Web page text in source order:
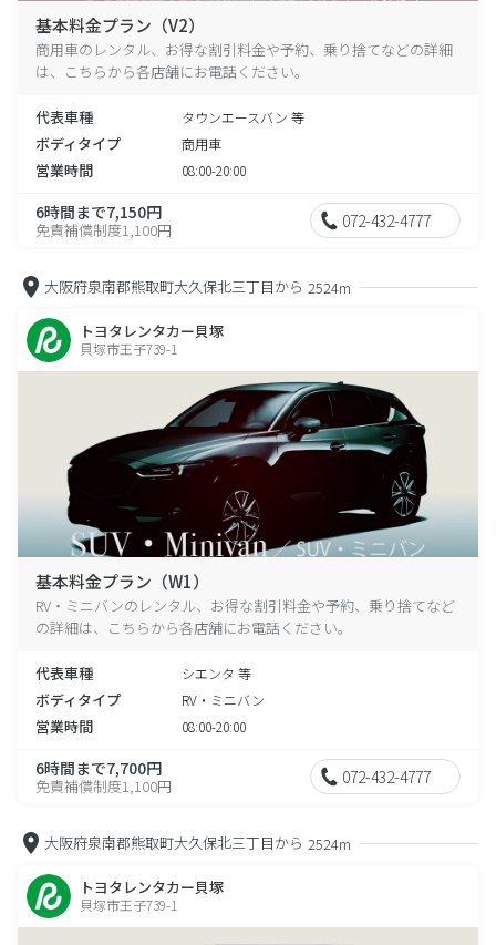
基本料金プラン（V2）
商用車のレンタル、お得な割引料金や予約、乗り捨てなどの詳細
は、こちらから各店舗にお電話ください。
代表車種 タウンエースバン 等
ボディタイプ 商用車
営業時間 08:00-20:00
6時間まで7,150円
免責補償制度1,100円 072-432-4777
大阪府泉南郡熊取町大久保北三丁目から 2524m
トヨタレンタカー貝塚
貝塚市王子739-1
基本料金プラン（W1）
RV・ミニバンのレンタル、お得な割引料金や予約、乗り捨てなど
の詳細は、こちらから各店舗にお電話ください。
代表車種 シエンタ 等
ボディタイプ RV・ミニバン
営業時間 08:00-20:00
6時間まで7,700円
免責補償制度1,100円 072-432-4777
大阪府泉南郡熊取町大久保北三丁目から 2524m
トヨタレンタカー貝塚
貝塚市王子739-1